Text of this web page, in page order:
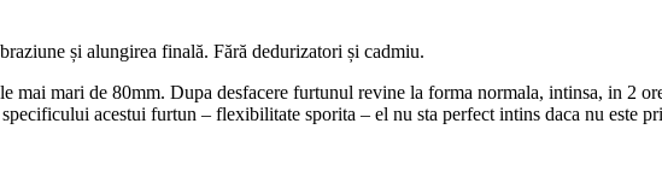
și alungirea finală. Fără dedurizatori și cadmiu.
mai mari de 80mm. Dupa desfacere furtunul revine la forma normala, intinsa, in 2
acestui furtun – flexibilitate sporita – el nu sta perfect intins daca nu este